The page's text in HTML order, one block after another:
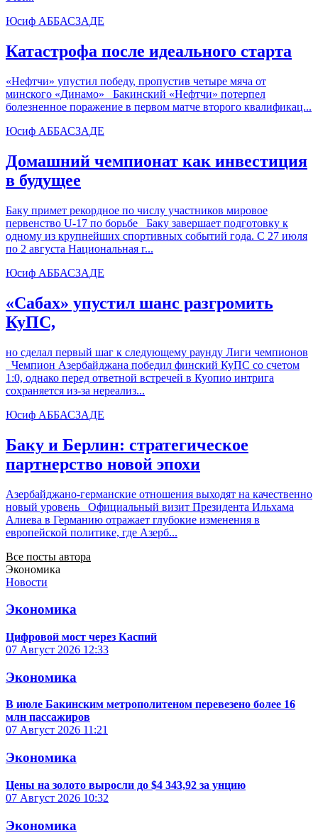
Юсиф АББАСЗАДЕ
Катастрофа после идеального старта
«Нефтчи» упустил победу, пропустив четыре мяча от
минского «Динамо» Бакинский «Нефтчи» потерпел
болезненное поражение в первом матче второго квалификац...
Юсиф АББАСЗАДЕ
Домашний чемпионат как инвестиция
в будущее
Баку примет рекордное по числу участников мировое
первенство U-17 по борьбе Баку завершает подготовку к
одному из крупнейших спортивных событий года. С 27 июля
по 2 августа Национальная г...
Юсиф АББАСЗАДЕ
«Сабах» упустил шанс разгромить
КуПС,
но сделал первый шаг к следующему раунду Лиги чемпионов
Чемпион Азербайджана победил финский КуПС со счетом
1:0, однако перед ответной встречей в Куопио интрига
сохраняется из-за нереализ...
Юсиф АББАСЗАДЕ
Баку и Берлин: стратегическое
партнерство новой эпохи
Азербайджано-германские отношения выходят на качественно
новый уровень Официальный визит Президента Ильхама
Алиева в Германию отражает глубокие изменения в
европейской политике, где Азерб...
Все посты автора
Экономика
Новости
Экономика
Цифровой мост через Каспий
07 Август 2026 12:33
Экономика
В июле Бакинским метрополитеном перевезено более 16
млн пассажиров
07 Август 2026 11:21
Экономика
Цены на золото выросли до $4 343,92 за унцию
07 Август 2026 10:32
Экономика